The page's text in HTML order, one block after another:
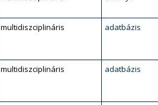
multidiszciplináris adatbázis
multidiszciplináris adatbázis